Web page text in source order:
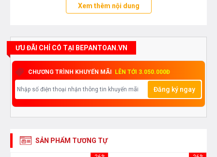
Xem thêm nội dung
ƯU ĐÃI CHỈ CÓ TẠI BEPANTOAN.VN
CHƯƠNG TRÌNH KHUYẾN MÃI LÊN TỚI 3.050.000Đ
Đăng ký ngay
SẢN PHẨM TƯƠNG TỰ